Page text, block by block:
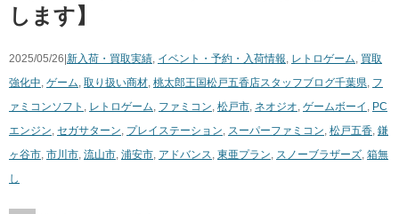
します】
2025/05/26| 新入荷・買取実績, イベント・予約・入荷情報, レトロゲーム, 買取
強化中, ゲーム, 取り扱い商材, 桃太郎王国松戸五香店スタッフブログ千葉県, フ
ァミコンソフト , レトロゲーム, ファミコン, 松戸市, ネオジオ, ゲームボーイ , PC
エンジン, セガサターン, プレイステーション, スーパーファミコン, 松戸五香, 鎌
ヶ谷市, 市川市, 流山市, 浦安市, アドバンス, 東亜プラン, スノーブラザーズ, 箱無
し